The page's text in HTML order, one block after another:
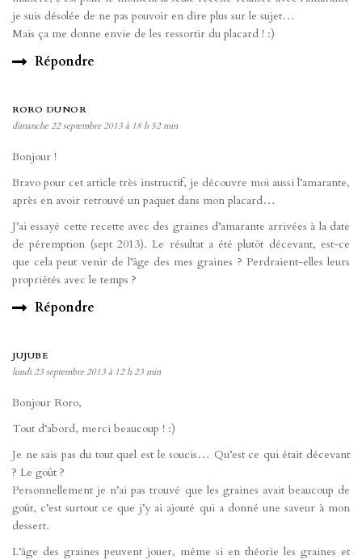
je suis désolée de ne pas pouvoir en dire plus sur le sujet…
Mais ça me donne envie de les ressortir du placard ! :)
Répondre
RORO DUNOR
dimanche 22 septembre 2013 à 18 h 52 min
Bonjour !
Bravo pour cet article très instructif, je découvre moi aussi l’amarante,
après en avoir retrouvé un paquet dans mon placard…
J’ai essayé cette recette avec des graines d’amarante arrivées à la date
de péremption (sept 2013). Le résultat a été plutôt décevant, est-ce
que cela peut venir de l’âge des mes graines ? Perdraient-elles leurs
propriétés avec le temps ?
Répondre
JUJUBE
lundi 23 septembre 2013 à 12 h 23 min
Bonjour Roro,
Tout d’abord, merci beaucoup ! :)
Je ne sais pas du tout quel est le soucis… Qu’est ce qui était décevant
? Le goût ?
Personnellement je n’ai pas trouvé que les graines avait beaucoup de
goût, c’est surtout ce que j’y ai ajouté qui a donné une saveur à mon
dessert.
L’âge des graines peuvent jouer, même si en théorie les graines et